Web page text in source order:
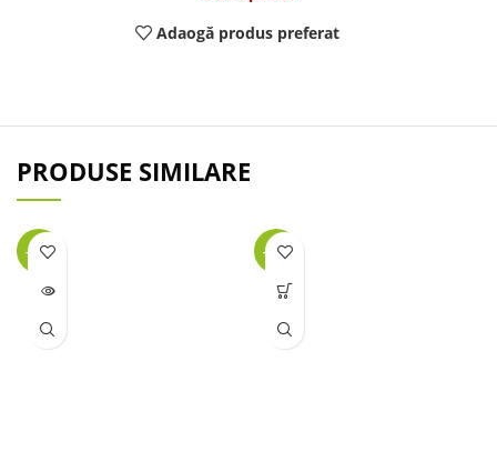
Adaogă produs preferat
PRODUSE SIMILARE
-67%
LIPSĂ
-29%